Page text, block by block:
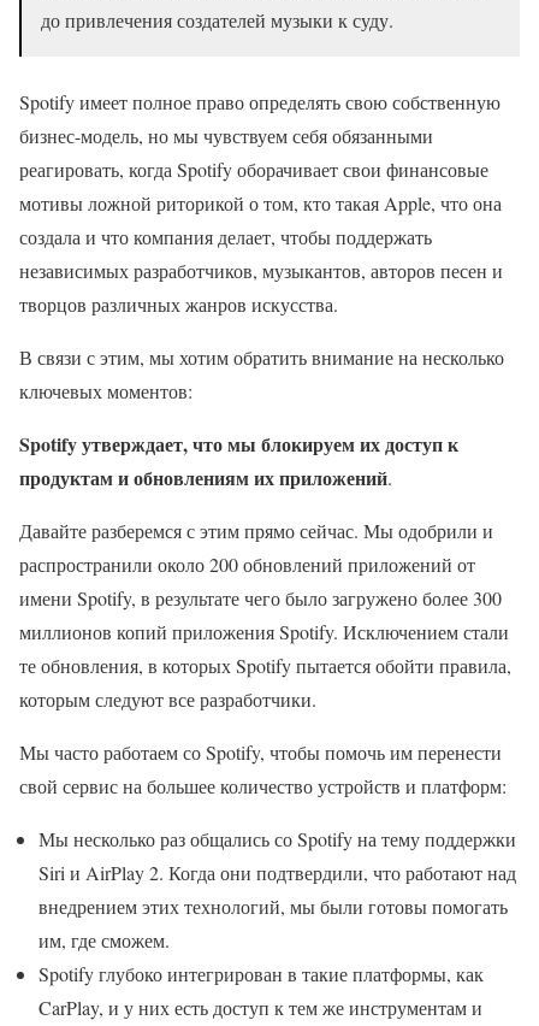
до привлечения создателей музыки к суду.
Spotify имеет полное право определять свою собственную
бизнес-модель, но мы чувствуем себя обязанными
реагировать, когда Spotify оборачивает свои финансовые
мотивы ложной риторикой о том, кто такая Apple, что она
создала и что компания делает, чтобы поддержать
независимых разработчиков, музыкантов, авторов песен и
творцов различных жанров искусства.
В связи с этим, мы хотим обратить внимание на несколько
ключевых моментов:
Spotify утверждает, что мы блокируем их доступ к
продуктам и обновлениям их приложений.
Давайте разберемся с этим прямо сейчас. Мы одобрили и
распространили около 200 обновлений приложений от
имени Spotify, в результате чего было загружено более 300
миллионов копий приложения Spotify. Исключением стали
те обновления, в которых Spotify пытается обойти правила,
которым следуют все разработчики.
Мы часто работаем со Spotify, чтобы помочь им перенести
свой сервис на большее количество устройств и платформ:
Мы несколько раз общались со Spotify на тему поддержки
Siri и AirPlay 2. Когда они подтвердили, что работают над
внедрением этих технологий, мы были готовы помогать
им, где сможем.
Spotify глубоко интегрирован в такие платформы, как
CarPlay, и у них есть доступ к тем же инструментам и